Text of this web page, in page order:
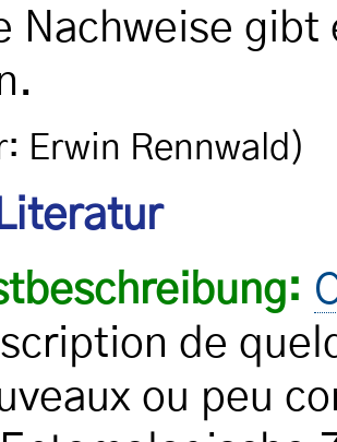
Nachweise
Erwin Rennwald)
de
ou peu